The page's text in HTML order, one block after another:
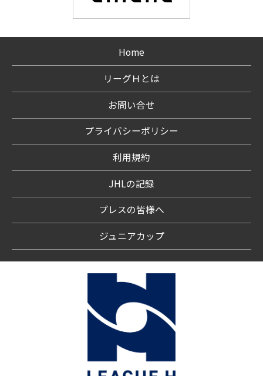
Home
リーグＨとは
お問い合せ
プライバシーポリシー
利用規約
JHLの記録
プレスの皆様へ
ジュニアカップ